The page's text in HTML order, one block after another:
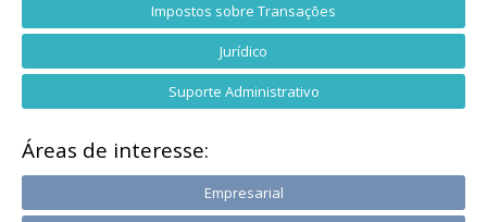
Impostos sobre Transações
Jurídico
Suporte Administrativo
Áreas de interesse:
Empresarial